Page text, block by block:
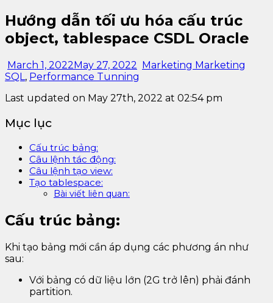
Hướng dẫn tối ưu hóa cấu trúc
object, tablespace CSDL Oracle
March 1, 2022May 27, 2022 Marketing Marketing
SQL, Performance Tunning
Last updated on May 27th, 2022 at 02:54 pm
Mục lục
Cấu trúc bảng:
Câu lệnh tác động:
Câu lệnh tạo view:
Tạo tablespace:
Bài viết liên quan:
Cấu trúc bảng:
Khi tạo bảng mới cần áp dụng các phương án như
sau:
Với bảng có dữ liệu lớn (2G trở lên) phải đánh
partition.